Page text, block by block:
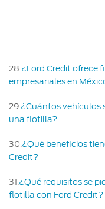
28 ¿Ford Credit ofrece
empresariales en
29 ¿Cuántos vehículos
una flotilla?
30 ¿Qué beneficios
Credit?
31 ¿Qué requisitos se
flotilla con Ford Credit?